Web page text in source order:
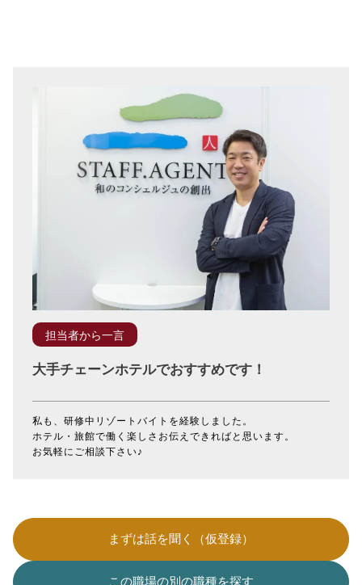
担当者から一言
大手チェーンホテルでおすすめです！
私も、研修中リゾートバイトを経験しました。
ホテル・旅館で働く楽しさお伝えできればと思います。
お気軽にご相談下さい♪
まずは話を聞く（仮登録）
この職場の別の職種を探す